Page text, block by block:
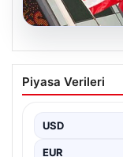
04.08.2026
FED faiz
Nisan ayı
Piyasa Verileri
USD
EUR